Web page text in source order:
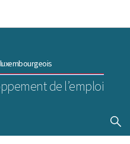
principal
de l’emploi